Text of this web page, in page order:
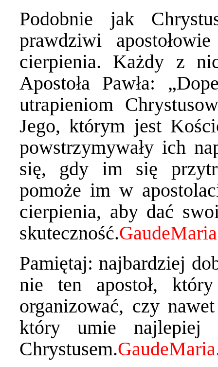
Podobnie jak
prawdziwi
cierpienia. Każdy z
Apostoła Pawła:
utrapieniom
Jego, którym jest
powstrzymywały ich
się, gdy im się
pomoże im w
cierpienia, aby dać
skuteczność.
Pamiętaj: najbardziej
nie ten apostoł,
organizować, czy
który umie najlepiej
Chrystusem.